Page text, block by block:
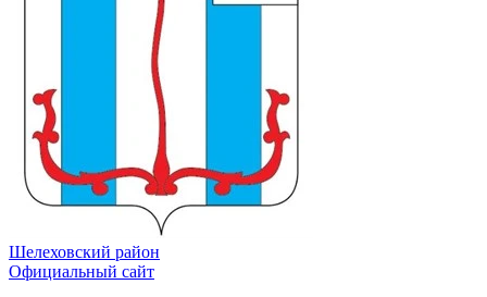
Шелеховский район
Официальный сайт